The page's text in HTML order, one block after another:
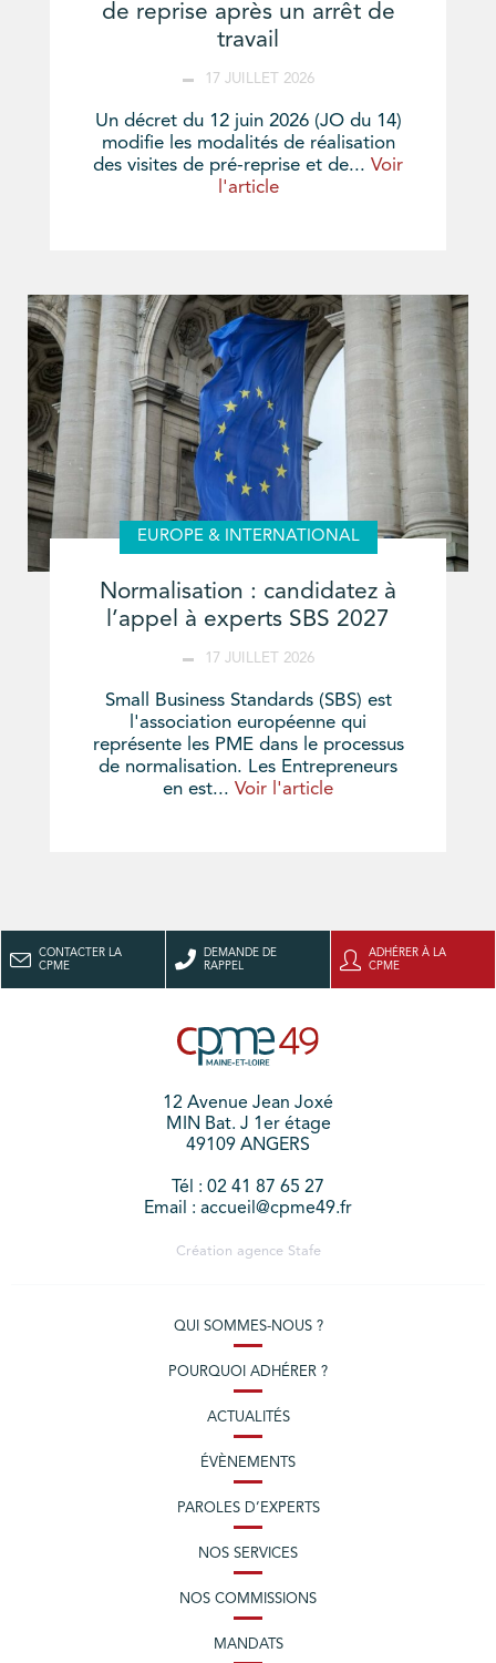
de reprise après un arrêt de
travail
17 JUILLET 2026
Un décret du 12 juin 2026 (JO du 14)
modifie les modalités de réalisation
des visites de pré-reprise et de... Voir
l'article
EUROPE & INTERNATIONAL
Normalisation : candidatez à
l’appel à experts SBS 2027
17 JUILLET 2026
Small Business Standards (SBS) est
l'association européenne qui
représente les PME dans le processus
de normalisation. Les Entrepreneurs
en est... Voir l'article
CONTACTER LA
CPME
DEMANDE DE
RAPPEL
ADHÉRER À LA
CPME
12 Avenue Jean Joxé
MIN Bat. J 1er étage
49109 ANGERS
Tél : 02 41 87 65 27
Email : accueil@cpme49.fr
Création agence Stafe
QUI SOMMES-NOUS ?
POURQUOI ADHÉRER ?
ACTUALITÉS
ÉVÈNEMENTS
PAROLES D’EXPERTS
NOS SERVICES
NOS COMMISSIONS
MANDATS